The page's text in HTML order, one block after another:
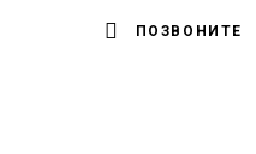
ПОЗВОНИТЕ